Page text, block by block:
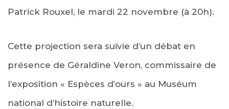
Patrick Rouxel, le mardi 22 novembre (à 20h).
Cette projection sera suivie d’un débat en
présence de Géraldine Veron, commissaire de
l’exposition « Espèces d’ours » au Muséum
national d’histoire naturelle.